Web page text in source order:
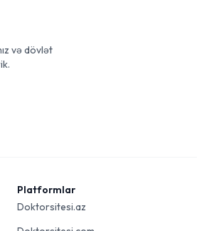
və dövlət
Platformlar
Doktorsitesi.az